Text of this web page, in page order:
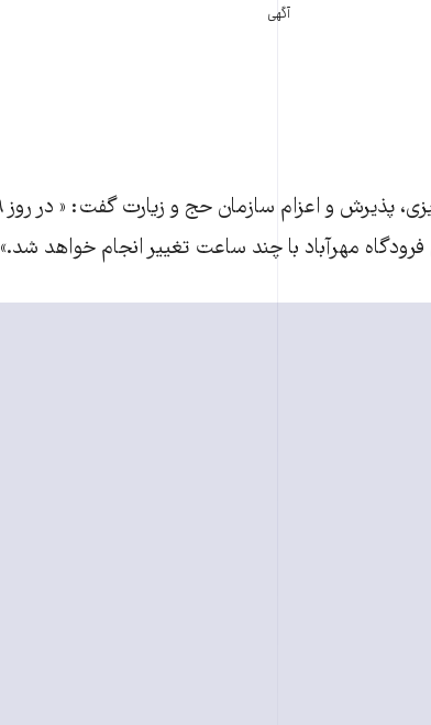
آگهی
مهرآباد با چند ساعت تغيير انجام خواهد شد.»